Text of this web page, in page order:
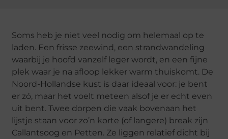
Soms heb je niet veel nodig om helemaal op te
laden. Een frisse zeewind, een strandwandeling
waarbij je hoofd vanzelf leger wordt, en een fijne
plek waar je na afloop lekker warm thuiskomt. De
Noord-Hollandse kust is daar ideaal voor: je bent
er zó, maar het voelt meteen alsof je er echt even
uit bent. Twee dorpen die vaak bovenaan het
lijstje staan voor zo’n korte (of langere) break zijn
Callantsoog en Petten. Ze liggen relatief dicht bij